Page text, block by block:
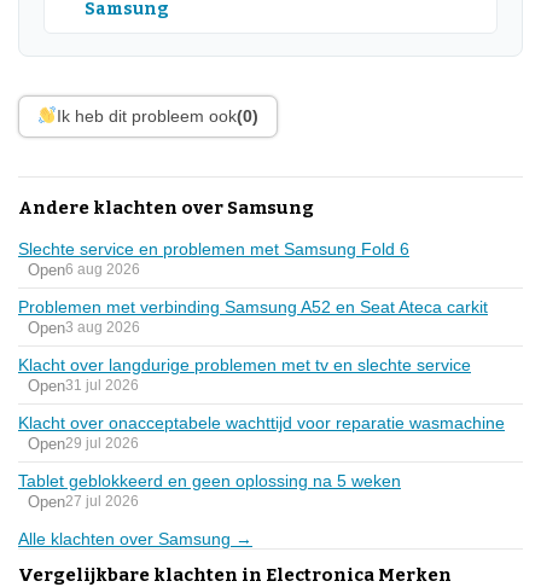
Samsung
Ik heb dit probleem ook(0)
Andere klachten over Samsung
Slechte service en problemen met Samsung Fold 6
Open6 aug 2026
Problemen met verbinding Samsung A52 en Seat Ateca carkit
Open3 aug 2026
Klacht over langdurige problemen met tv en slechte service
Open31 jul 2026
Klacht over onacceptabele wachttijd voor reparatie wasmachine
Open29 jul 2026
Tablet geblokkeerd en geen oplossing na 5 weken
Open27 jul 2026
Alle klachten over Samsung →
Vergelijkbare klachten in Electronica Merken